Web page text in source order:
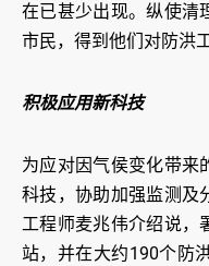
在已甚少出现。纵使清
市民，得到他们对防洪
积极应用新科技
为应对因气侯变化带来
科技，协助加强监测及
工程师麦兆伟介绍说，
站，并在大约190个防